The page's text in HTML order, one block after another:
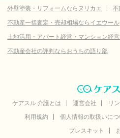
外壁塗装・リフォームならヌリカエ
不
不動産一括査定・売却相場ならイエウール
土地活用・アパート経営・マンション経
不動産会社の評判ならおうちの語り部
ケアスル 介護とは 運営会社 リ
利用規約
個人情報の取扱いにつ
プレスキット